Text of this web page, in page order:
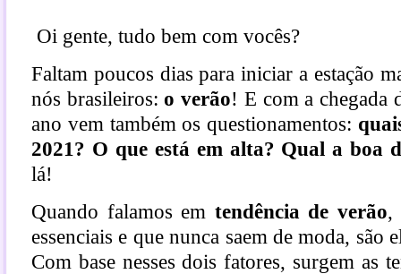
Oi gente, tudo bem com vocês?
Faltam poucos dias para iniciar a estação
nós brasileiros:o verão! E com a chegada
ano vem também os questionamentos:
2021? O que está em alta? Qual a boa
lá!
Quando falamos em tendência de verão,
essenciais e que nunca saem de moda, são
Com base nesses dois fatores, surgem as